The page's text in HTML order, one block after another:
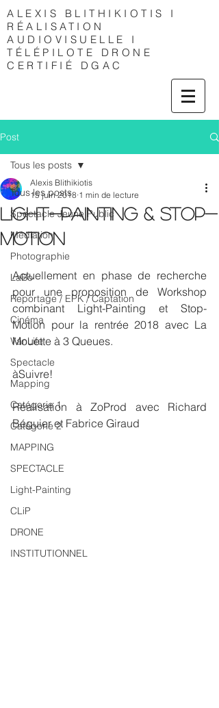
ALEXIS BLITHIKIOTIS I
RÉALISATION
AUDIOVISUELLE I
TÉLÉPILOTE DRONE
CERTIFIÉ DGAC
Post
Tous les posts
Spectacle Jeune Public
Médiation
Photographie
LaBo
Reportage / EPK / Captation
Cinéma
VanLife
Spectacle
Mapping
Catégorie 1
Catégorie 2
MAPPING
SPECTACLE
Light-Painting
CLiP
DRONE
INSTITUTIONNEL
Tous les posts
Light-Painting & Stop-
Motion
Alexis Blithikiotis
15 juin 2018 1 min de lecture
Actuellement en phase de recherche
pour une proposition de Workshop
combinant Light-Painting et Stop-
Motion pour la rentrée 2018 avec La
Mouette à 3 Queues.
àSuivre!
Réalisation à ZoProd avec Richard
Béguier et Fabrice Giraud